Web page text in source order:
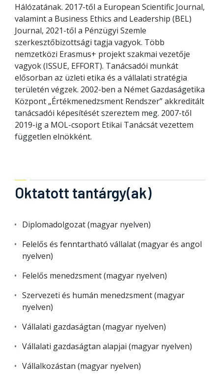
Hálózatának. 2017-től a European Scientific Journal,
valamint a Business Ethics and Leadership (BEL)
Journal, 2021-től a Pénzügyi Szemle
szerkesztőbizottsági tagja vagyok. Több
nemzetközi Erasmus+ projekt szakmai vezetője
vagyok (ISSUE, EFFORT). Tanácsadói munkát
elősorban az üzleti etika és a vállalati stratégia
területén végzek. 2002-ben a Német Gazdaságetika
Központ „Értékmenedzsment Rendszer” akkreditált
tanácsadói képesítését szereztem meg. 2007-től
2019-ig a MOL-csoport Etikai Tanácsát vezettem
független elnökként.
Oktatott tantárgy(ak)
Diplomadolgozat (magyar nyelven)
Felelős és fenntartható vállalat (magyar és angol
nyelven)
Felelős menedzsment (magyar nyelven)
Szervezeti és humán menedzsment (magyar
nyelven)
Vállalati gazdaságtan (magyar nyelven)
Vállalati gazdaságtan alapjai (magyar nyelven)
Vállalkozástan (magyar nyelven)